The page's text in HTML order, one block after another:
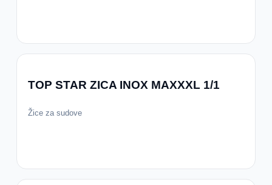
TOP STAR ZICA INOX MAXXXL 1/1
Žice za sudove